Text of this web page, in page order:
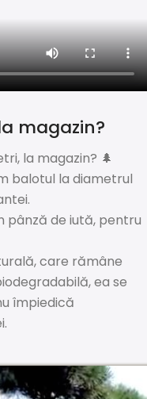
magazin?
la magazin? 🌲
balotul la diametrul
pânză de iută, pentru
care rămâne
ea se
împiedică